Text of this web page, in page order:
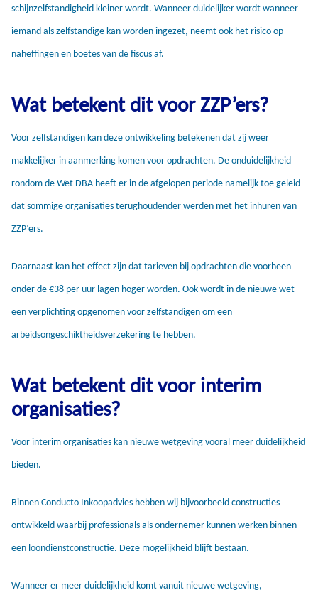
schijnzelfstandigheid kleiner wordt. Wanneer duidelijker wordt wanneer
iemand als zelfstandige kan worden ingezet, neemt ook het risico op
naheffingen en boetes van de fiscus af.
Wat betekent dit voor ZZP’ers?
Voor zelfstandigen kan deze ontwikkeling betekenen dat zij weer
makkelijker in aanmerking komen voor opdrachten. De onduidelijkheid
rondom de Wet DBA heeft er in de afgelopen periode namelijk toe geleid
dat sommige organisaties terughoudender werden met het inhuren van
ZZP’ers.
Daarnaast kan het effect zijn dat tarieven bij opdrachten die voorheen
onder de €38 per uur lagen hoger worden. Ook wordt in de nieuwe wet
een verplichting opgenomen voor zelfstandigen om een
arbeidsongeschiktheidsverzekering te hebben.
Wat betekent dit voor interim
organisaties?
Voor interim organisaties kan nieuwe wetgeving vooral meer duidelijkheid
bieden.
Binnen Conducto Inkoopadvies hebben wij bijvoorbeeld constructies
ontwikkeld waarbij professionals als ondernemer kunnen werken binnen
een loondienstconstructie. Deze mogelijkheid blijft bestaan.
Wanneer er meer duidelijkheid komt vanuit nieuwe wetgeving,